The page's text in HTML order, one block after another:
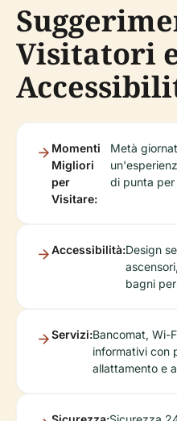
Visitatori
Momenti
Migliori
per
Visitare:
Metà
di punta per
Accessibilità:Design
bagni
Servizi:Bancomat, Wi-
informativi con
allattamento e